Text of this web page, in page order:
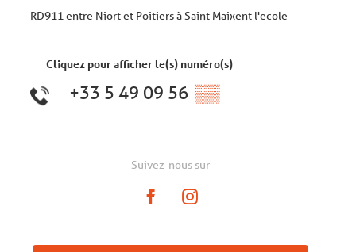
RD911 entre Niort et Poitiers à Saint Maixent l'ecole
Cliquez pour afficher le(s) numéro(s)
+33 5 49 09 56 ▒▒
Suivez-nous sur